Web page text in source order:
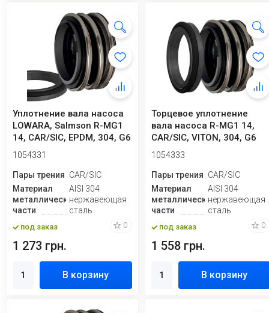
Уплотнение вала насоса
LOWARA, Salmson R-MG1
14, CAR/SIC, EPDM, 304, G6
1054331
Пары трения CAR/SIC
Материал
металлической
части
AISI 304
нержавеющая
сталь
под заказ 0
1 273 грн.
В корзину
Торцевое уплотнение
вала насоса R-MG1 14,
CAR/SIC, VITON, 304, G6
1054333
Пары трения CAR/SIC
Материал
металлической
части
AISI 304
нержавеющая
сталь
под заказ 0
1 558 грн.
В корзину